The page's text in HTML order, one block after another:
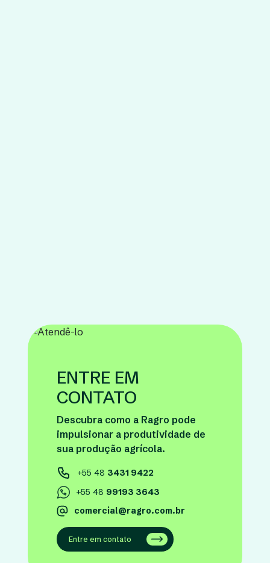
ENTRE EM
CONTATO
Descubra como a Ragro pode
impulsionar a produtividade de
sua produção agrícola.
+55 48 3431 9422
+55 48 99193 3643
comercial@ragro.com.br
Entre em contato